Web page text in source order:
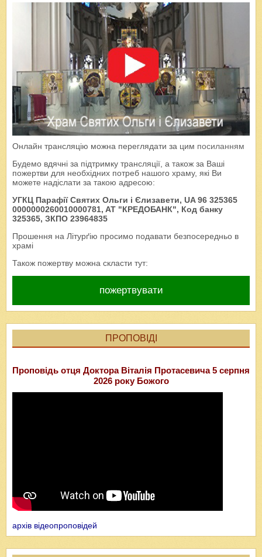
Онлайн трансляцію можна переглядати за цим посиланням
Будемо вдячні за підтримку трансляції, а також за Ваші
пожертви для необхідних потреб нашого храму, які Ви
можете надіслати за такою адресою:
УГКЦ Парафії Святих Ольги і Єлизавети, UA 96 325365
0000000260010000781, AT "КРЕДОБАНК", Код банку
325365, ЗКПО 23964835
Прошення на Літурґію просимо подавати безпосередньо в
храмі
Також пожертву можна скласти тут:
пожертвувати
ПРОПОВІДІ
Проповідь отця Доктора Віталія Протасевича 5 серпня
2026 року Божого
архів відеопроповідей